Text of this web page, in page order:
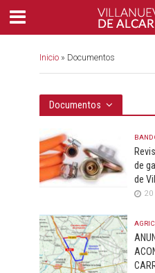
Inicio» Documentos
Documentos
de
de
20